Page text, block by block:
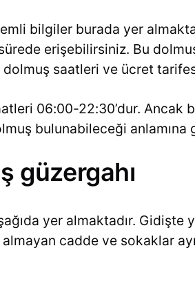
bilgiler burada yer
erişebilirsiniz. Bu dolmuş
saatleri ve ücret
06:00-22:30’dur. Ancak
bulunabileceği anlamına
güzergahı
yer almaktadır. Gidişte
cadde ve sokaklar